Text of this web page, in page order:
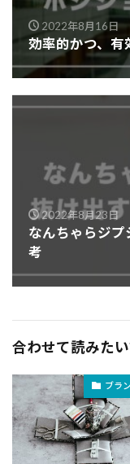
2022年8月16日
効率的かつ、有
2022年8月23日
なんちゃらジ
考
合わせて読みた
ブラ